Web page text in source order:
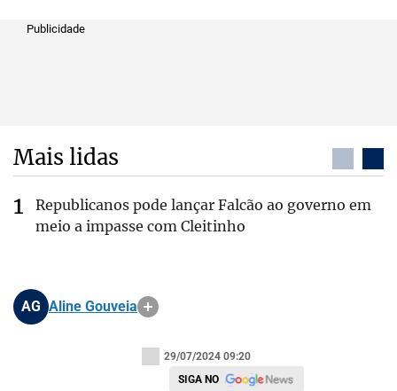
Publicidade
Mais lidas
Republicanos pode lançar Falcão ao governo em
meio a impasse com Cleitinho
AG Aline Gouveia
29/07/2024 09:20
SIGA NO